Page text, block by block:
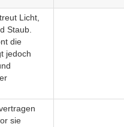
Licht,
Staub.
die
jedoch
sie